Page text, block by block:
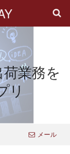
業務を
リ
メール